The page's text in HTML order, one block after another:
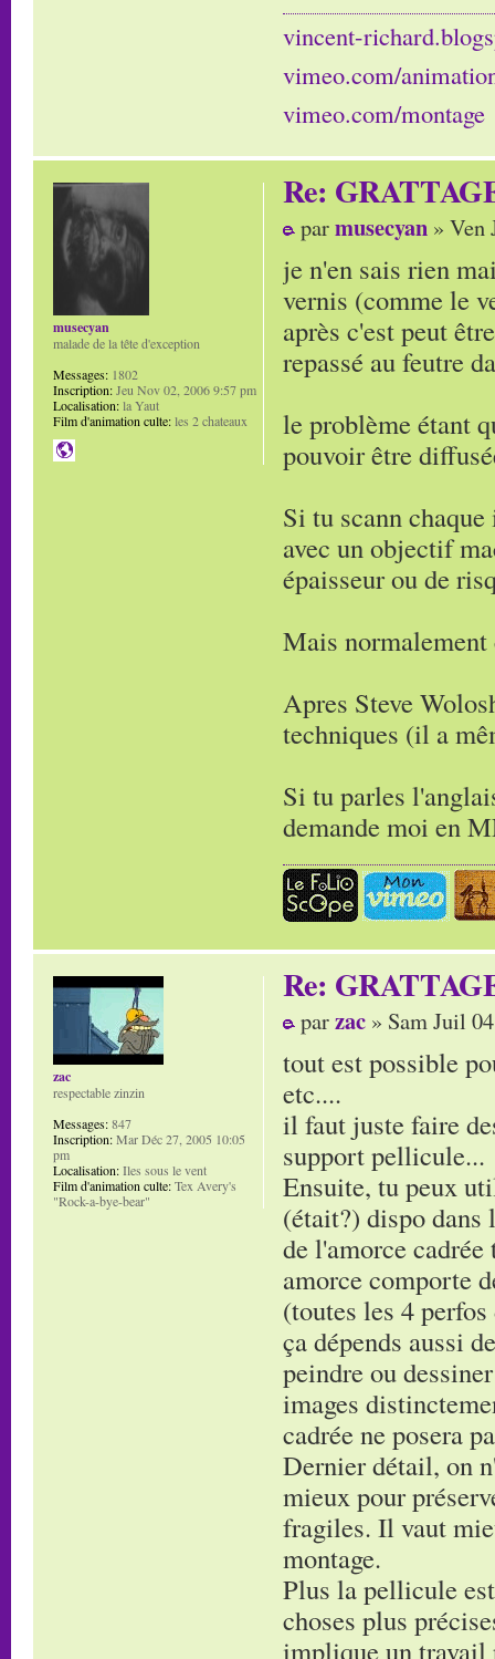
vincent-
vimeo.com/
vimeo.com/montage
Re:
parmusecyan » Ven
je n'en sais rien
vernis (comme le
après c'est peut
repassé au feutre
le problème étant
pouvoir être
Si tu scann
avec un objectif
épaisseur ou de
Mais
Apres Steve
techniques (il a
Si tu parles
demande moi en
musecyan
malade de la tête d'exception
Messages: 1802
Inscription:Jeu Nov 02, 2006 9:57 pm
Localisation:la Yaut
Film d'animation culte:les 2 chateaux
Re:
parzac » Sam Juil
tout est possible
etc....
il faut juste faire
support pellicule...
Ensuite, tu peux
(était?) dispo
de l'amorce
amorce comporte
(toutes les 4
ça dépends aussi
peindre ou
images
cadrée ne posera
Dernier détail, on
mieux pour
fragiles. Il vaut
montage.
Plus la pellicule
choses plus
implique un
zac
respectable zinzin
Messages:847
Inscription:Mar Déc 27, 2005 10:05
pm
Localisation:Iles sous le vent
Film d'animation culte:Tex Avery's
"Rock-a-bye-bear"